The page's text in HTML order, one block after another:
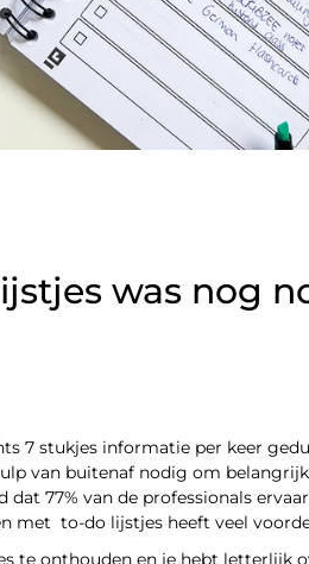
was nog
7 stukjes informatie per keer
van buitenaf nodig om
77% van de professionals
met to-do lijstjes heeft veel
te onthouden en je hebt letterlijk